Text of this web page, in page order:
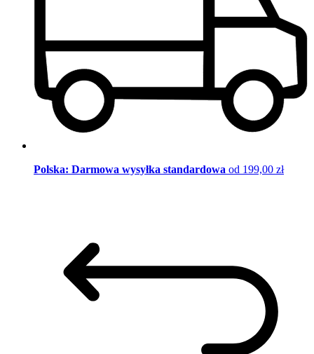
Polska: Darmowa wysyłka standardowa od 199,00 zł